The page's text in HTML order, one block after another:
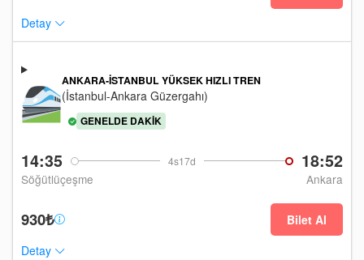
Detay
14:35 4s17d 18:52
Söğütlüçeşme Ankara
ANKARA-İSTANBUL YÜKSEK HIZLI TREN
(İstanbul-Ankara Güzergahı)
GENELDE DAKIK
930₺
Bilet Al
Detay